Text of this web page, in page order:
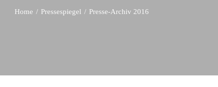
Home Pressespiegel Presse-Archiv 2016